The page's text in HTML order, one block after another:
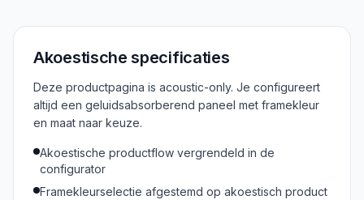
Akoestische specificaties
Deze productpagina is acoustic-only. Je configureert
altijd een geluidsabsorberend paneel met framekleur
en maat naar keuze.
Akoestische productflow vergrendeld in de
configurator
Framekleurselectie afgestemd op akoestisch product